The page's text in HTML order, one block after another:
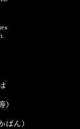
ん）